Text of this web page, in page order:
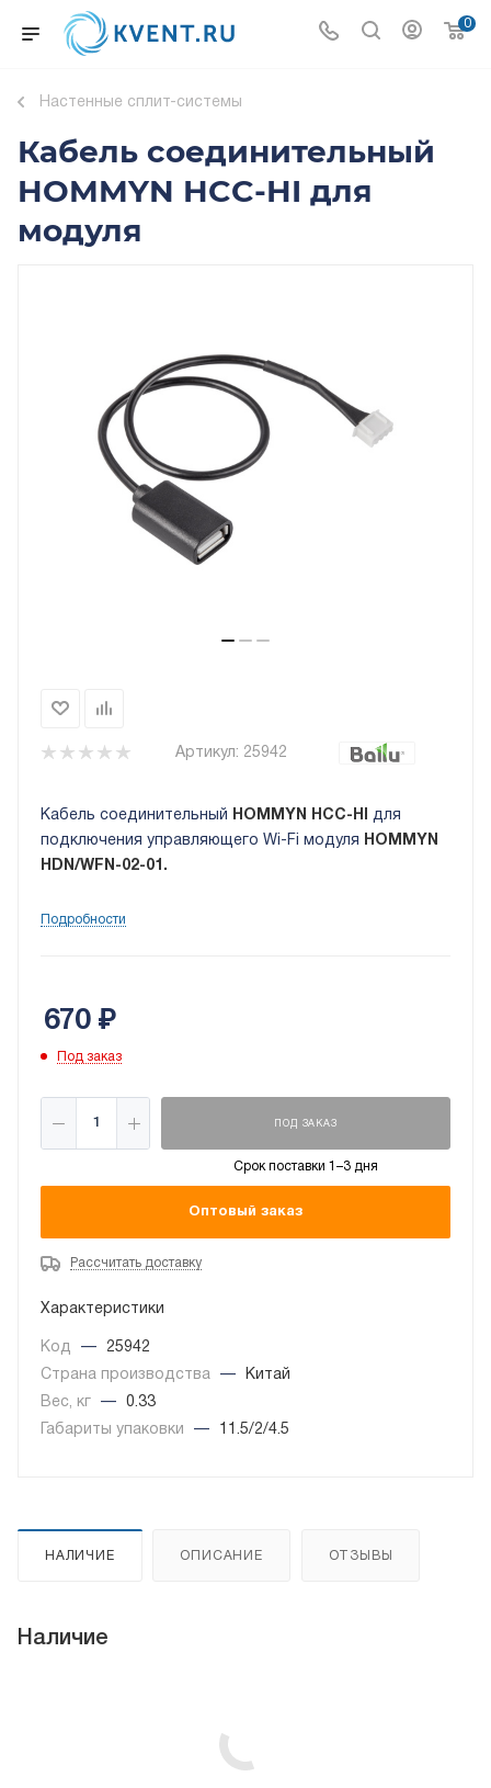
0
Настенные сплит-системы
Кабель соединительный
HOMMYN HCC-HI для
модуля
Артикул: 25942
Кабель соединительный HOMMYN HCC-HI для
подключения управляющего Wi-Fi модуля
HOMMYN
HDN/WFN-02-01.
Подробности
670₽
Под заказ
ПОД ЗАКАЗ
Срок поставки 1–3 дня
Оптовый заказ
Рассчитать доставку
Характеристики
Код —
25942
Страна производства
—
Китай
Вес, кг
—
0.33
Габариты упаковки
— 11.5/2/4.5
НАЛИЧИЕ ОПИСАНИЕ ОТЗЫВЫ
Наличие